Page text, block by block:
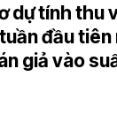
dự tính thu
đầu
giả vào